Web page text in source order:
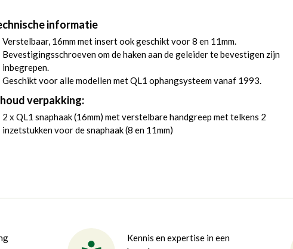
informatie
Verstelbaar, 16mm met insert ook geschikt voor 8 en 11mm.
Bevestigingsschroeven om de haken aan de geleider te bevestigen zijn
inbegrepen.
Geschikt voor alle modellen met QL1 ophangsysteem vanaf 1993.
verpakking:
2 x QL1 snaphaak (16mm) met verstelbare handgreep met telkens 2
inzetstukken voor de snaphaak (8 en 11mm)
Kennis en expertise in een